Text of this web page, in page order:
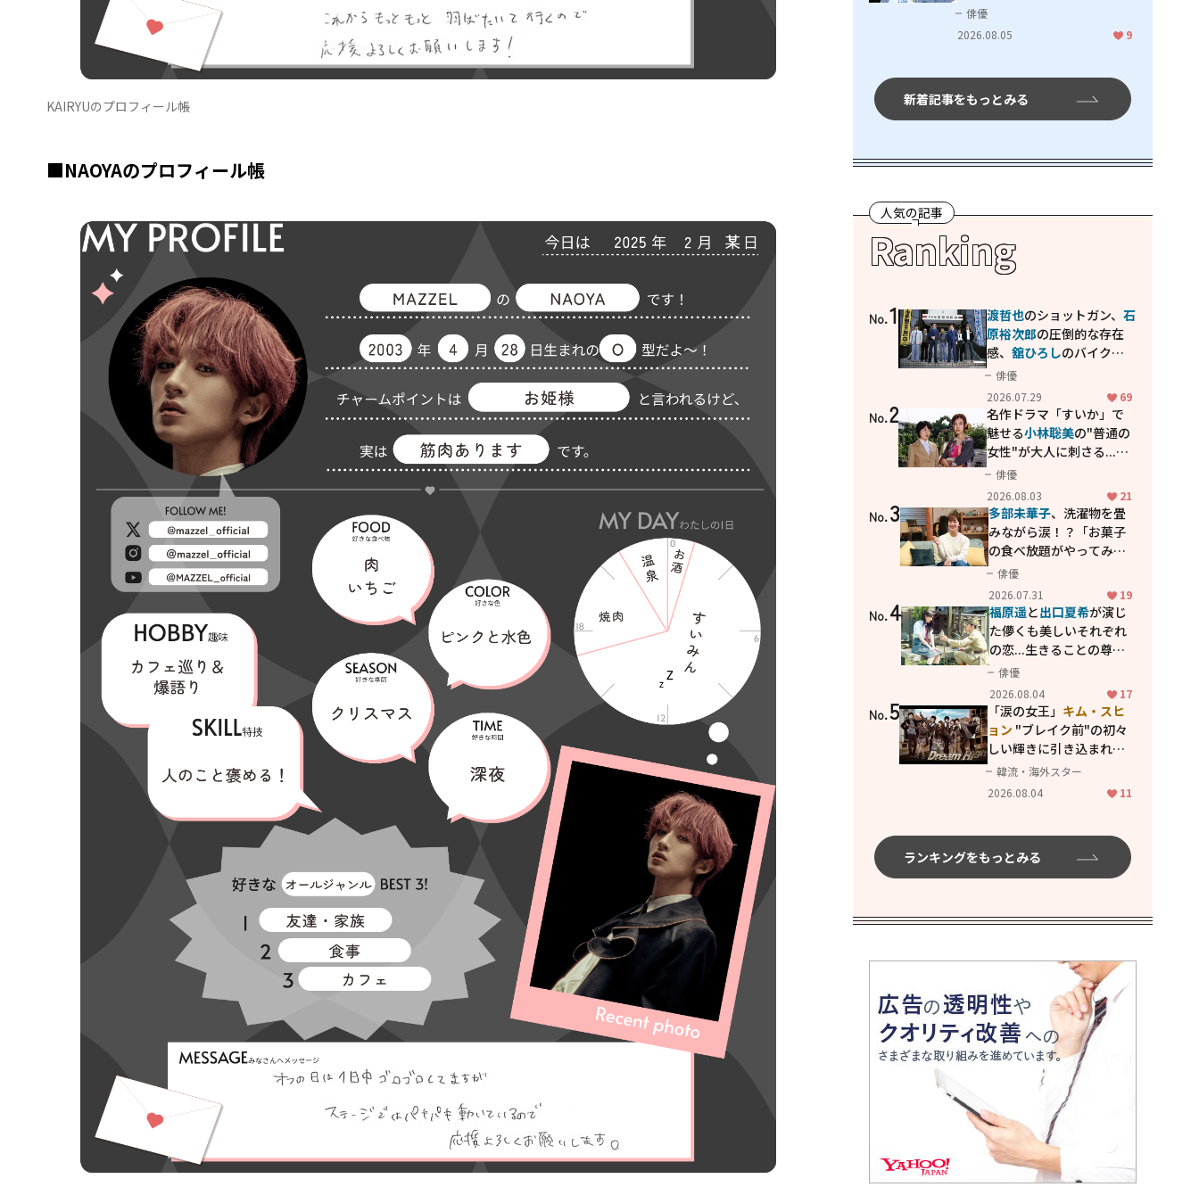
KAIRYUのプロフィール帳
■NAOYAのプロフィール帳
俳優
2026.08.05
9
新着記事をもっとみる
人気の記事
Ranking
No.1 渡哲也のショットガン、石
原裕次郎の圧倒的な存在
感、舘ひろしのバイクア
クション！"大門軍団"の
カッコよさが詰まった
「西部警察 PART-II」
俳優
2026.07.29
69
No.2
名作ドラマ「すいか」で
魅せる小林聡美の"普通の
女性"が大人に刺さる...映
画「かもめ食堂」にも通
じる静かな芝居
俳優
2026.08.03
21
No.3 多部未華子、洗濯物を畳
みながら涙！？「お菓子
の食べ放題がやってみた
い」ハンディファン4台の
暑さ対策も明かす
俳優
2026.07.31
19
No.4 福原遥と出口夏希が演じ
た儚くも美しいそれぞれ
の恋...生きることの尊さ
を教えてくれた映画「あ
の花が咲く丘で、君とま
た出会えたら。」
俳優
2026.08.04
17
No.5 「涙の女王」 キム・スヒ
ョン "ブレイク前"の初々
しい輝きに引き込まれ
る...2PM テギョン
共演の青春名作「ドリー
韓流・海外スター
2026.08.04
11
ランキングをもっとみる